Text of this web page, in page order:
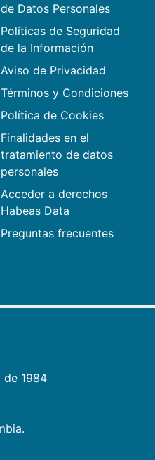
de Datos Personales
Políticas de Seguridad
de la Información
Aviso de Privacidad
Términos y Condiciones
Política de Cookies
Finalidades en el
tratamiento de datos
personales
Acceder a derechos
Habeas Data
Preguntas frecuentes
de 1984